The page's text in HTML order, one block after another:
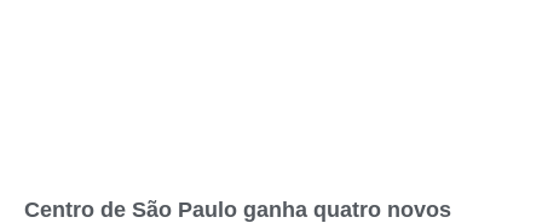
Centro de São Paulo ganha quatro novos